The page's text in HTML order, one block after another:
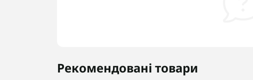
Рекомендовані товари